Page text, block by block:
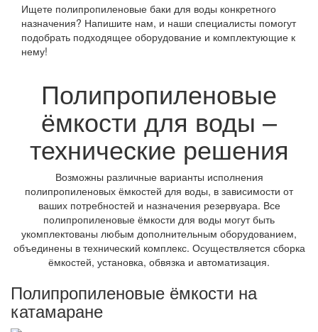
Ищете полипропиленовые баки для воды конкретного
назначения? Напишите нам, и наши специалисты помогут
подобрать подходящее оборудование и комплектующие к
нему!
Полипропиленовые
ёмкости для воды –
технические решения
Возможны различные варианты исполнения
полипропиленовых ёмкостей для воды, в зависимости от
ваших потребностей и назначения резервуара. Все
полипропиленовые ёмкости для воды могут быть
укомплектованы любым дополнительным оборудованием,
объединены в технический комплекс. Осуществляется сборка
ёмкостей, установка, обвязка и автоматизация.
Полипропиленовые ёмкости на
катамаране